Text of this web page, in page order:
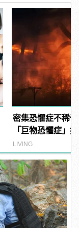
密集恐懼症不稀
「巨物恐懼症」
LIVING